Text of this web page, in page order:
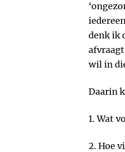
denk ik
wil in
Daarin
1. Wat
2. Hoe